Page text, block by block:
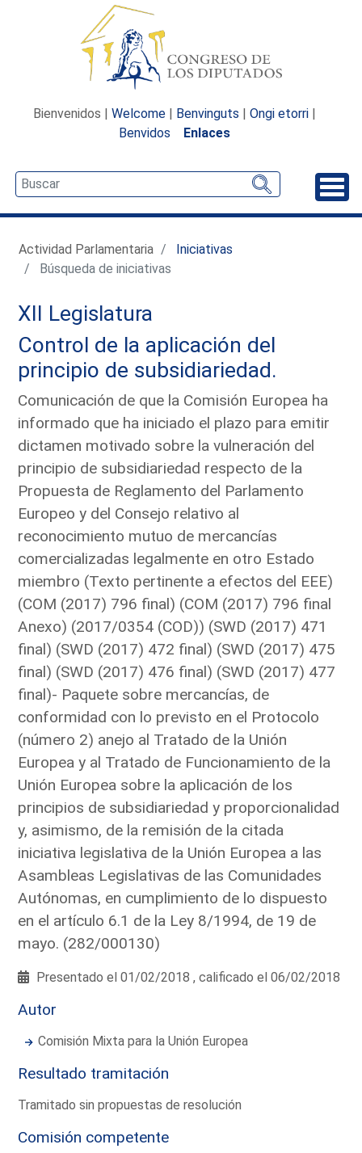
Bienvenidos | Welcome | Benvinguts | Ongi etorri |
Benvidos
Enlaces
Actividad Parlamentaria
Iniciativas
Búsqueda de iniciativas
XII Legislatura
Control de la aplicación del
principio de subsidiariedad.
Comunicación de que la Comisión Europea ha
informado que ha iniciado el plazo para emitir
dictamen motivado sobre la vulneración del
principio de subsidiariedad respecto de la
Propuesta de Reglamento del Parlamento
Europeo y del Consejo relativo al
reconocimiento mutuo de mercancías
comercializadas legalmente en otro Estado
miembro (Texto pertinente a efectos del EEE)
(COM (2017) 796 final) (COM (2017) 796 final
Anexo) (2017/0354 (COD)) (SWD (2017) 471
final) (SWD (2017) 472 final) (SWD (2017) 475
final) (SWD (2017) 476 final) (SWD (2017) 477
final)- Paquete sobre mercancías, de
conformidad con lo previsto en el Protocolo
(número 2) anejo al Tratado de la Unión
Europea y al Tratado de Funcionamiento de la
Unión Europea sobre la aplicación de los
principios de subsidiariedad y proporcionalidad
y, asimismo, de la remisión de la citada
iniciativa legislativa de la Unión Europea a las
Asambleas Legislativas de las Comunidades
Autónomas, en cumplimiento de lo dispuesto
en el artículo 6.1 de la Ley 8/1994, de 19 de
mayo. (282/000130)
Presentado el 01/02/2018 , calificado el 06/02/2018
Autor
Comisión Mixta para la Unión Europea
Resultado tramitación
Tramitado sin propuestas de resolución
Comisión competente